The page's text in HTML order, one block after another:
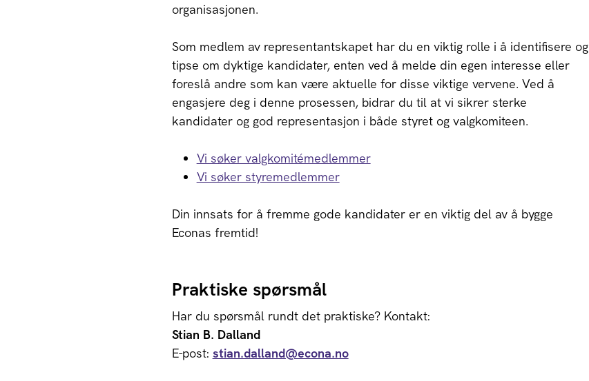
organisasjonen.
Som medlem av representantskapet har du en viktig rolle i å identifisere og
tipse om dyktige kandidater, enten ved å melde din egen interesse eller
foreslå andre som kan være aktuelle for disse viktige vervene. Ved å
engasjere deg i denne prosessen, bidrar du til at vi sikrer sterke
kandidater og god representasjon i både styret og valgkomiteen.
Vi søker valgkomitémedlemmer
Vi søker styremedlemmer
Din innsats for å fremme gode kandidater er en viktig del av å bygge
Econas fremtid!
Praktiske spørsmål
Har du spørsmål rundt det praktiske? Kontakt:
Stian B. Dalland
E-post: stian.dalland@econa.no